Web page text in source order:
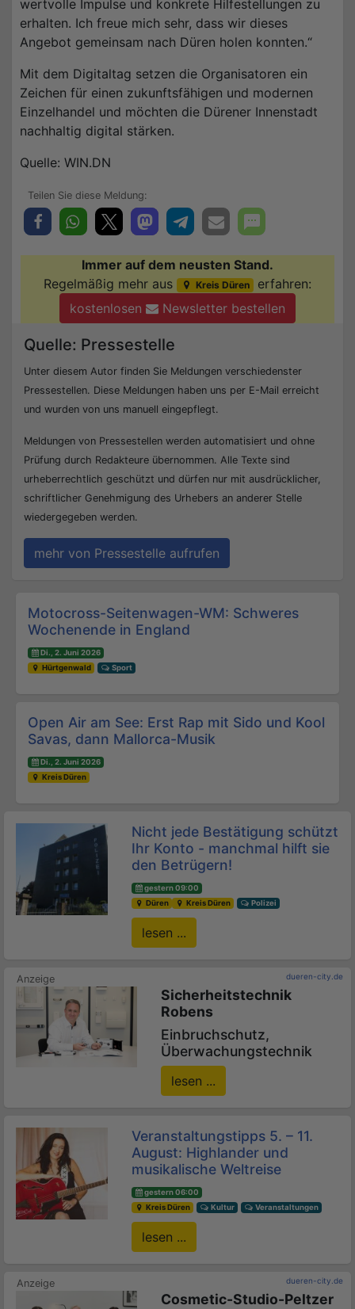
wertvolle Impulse und konkrete Hilfestellungen zu
erhalten. Ich freue mich sehr, dass wir dieses
Angebot gemeinsam nach Düren holen konnten.“
Mit dem Digitaltag setzen die Organisatoren ein
Zeichen für einen zukunftsfähigen und modernen
Einzelhandel und möchten die Dürener Innenstadt
nachhaltig digital stärken.
Quelle: WIN.DN
Immer auf dem neusten Stand.
Regelmäßig mehr aus
Kreis Düren erfahren:
kostenlosen
Newsletter bestellen
Quelle: Pressestelle
Unter diesem Autor finden Sie Meldungen verschiedenster
Pressestellen. Diese Meldungen haben uns per E-Mail erreicht
und wurden von uns manuell eingepflegt.
Meldungen von Pressestellen werden automatisiert und ohne
Prüfung durch Redakteure übernommen. Alle Texte sind
urheberrechtlich geschützt und dürfen nur mit ausdrücklicher,
schriftlicher Genehmigung des Urhebers an anderer Stelle
wiedergegeben werden.
mehr von Pressestelle aufrufen
Beitrags-Navigation
Motocross-Seitenwagen-WM: Schweres
Wochenende in England
Di., 2. Juni 2026
Hürtgenwald
Sport
Open Air am See: Erst Rap mit Sido und Kool
Savas, dann Mallorca-Musik
Di., 2. Juni 2026
Kreis Düren
Nicht jede Bestätigung schützt
Ihr Konto - manchmal hilft sie
den Betrügern!
gestern 09:00
Düren
Kreis Düren Polizei
lesen ...
dueren-city.de
Sicherheitstechnik
Robens
Einbruchschutz,
Überwachungstechnik
lesen ...
Veranstaltungstipps 5. – 11.
August: Highlander und
musikalische Weltreise
gestern 06:00
Kreis Düren
Kultur Veranstaltungen
lesen ...
dueren-city.de
Cosmetic-Studio-Peltzer